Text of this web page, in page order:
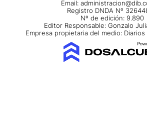
Email:
Registro DNDA Nº
Nº de edición: 9.890
Editor Responsable: Gonzalo
Empresa propietaria del medio: